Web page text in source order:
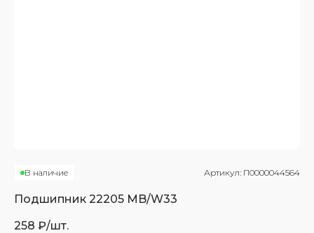
В наличие Артикул: П0000044564
Подшипник 22205 MB/W33
258 ₽/шт.